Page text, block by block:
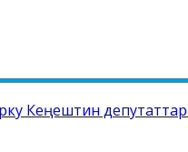
Кеңештин